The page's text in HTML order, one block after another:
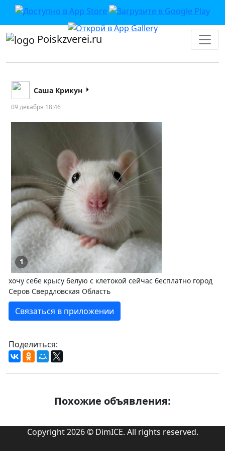
Poiskzverei.ru
Саша Крикун
09 декабря 18:46
1
хочу себе крысу белую с клетокой сейчас бесплатно город
Серов Свердловская Область
Связаться в приложении
Поделиться:
Похожие объявления:
Copyright 2026 © DimICE. All rights reserved.